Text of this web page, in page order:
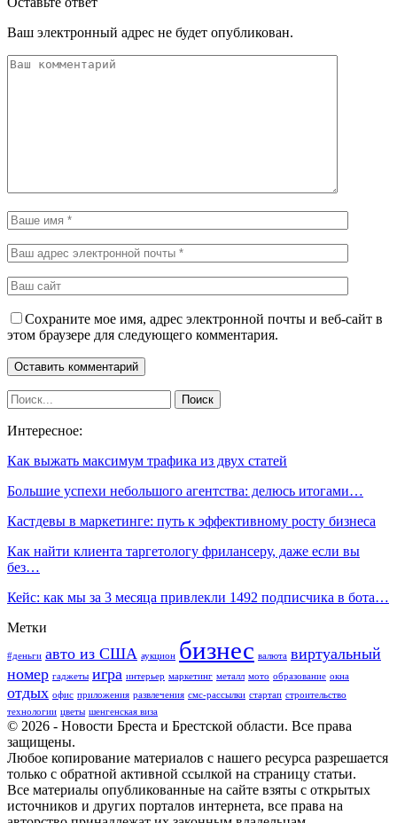
Ваш электронный адрес не будет опубликован.
Сохраните мое имя, адрес электронной почты и веб-сайт в
этом браузере для следующего комментария.
Интересное:
Как выжать максимум трафика из двух статей
Большие успехи небольшого агентства: делюсь итогами…
Кастдевы в маркетинге: путь к эффективному росту бизнеса
Как найти клиента таргетологу фрилансеру, даже если вы
без…
Кейс: как мы за 3 месяца привлекли 1492 подписчика в бота…
Метки
#деньги авто из США аукцион бизнес валюта виртуальный
номер гаджеты игра интерьер маркетинг металл мото образование окна
отдых офис приложения развлечения смс-рассылки стартап строительство
технологии цветы шенгенская виза
© 2026 - Новости Бреста и Брестской области. Все права
защищены.
Любое копирование материалов с нашего ресурса разрешается
только с обратной активной ссылкой на страницу статьи.
Все материалы опубликованные на сайте взяты с открытых
источников и других порталов интернета, все права на